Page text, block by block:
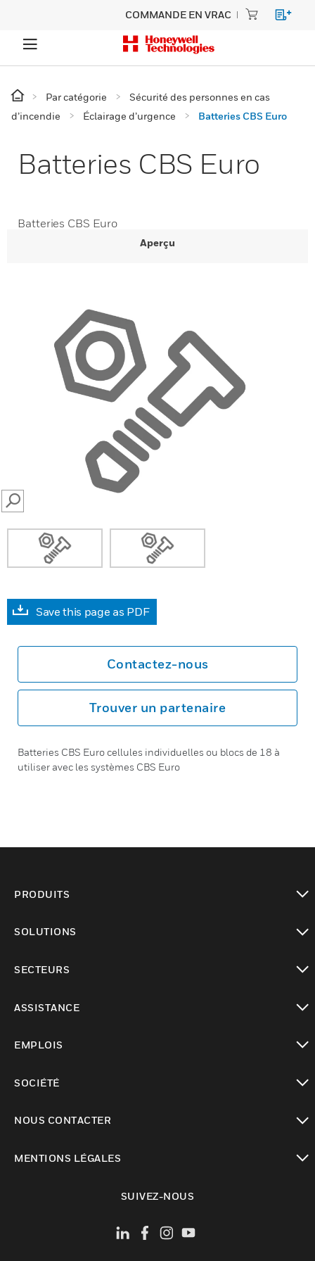
COMMANDE EN VRAC
Par catégorie
Sécurité des personnes en cas
d’incendie
Éclairage d’urgence Batteries CBS Euro
Batteries CBS Euro
Batteries CBS Euro
Aperçu
SEARCH
Save this page as PDF
Contactez-nous
Trouver un partenaire
Batteries CBS Euro cellules individuelles ou blocs de 18 à
utiliser avec les systèmes CBS Euro
PRODUITS
SOLUTIONS
SECTEURS
ASSISTANCE
EMPLOIS
SOCIÉTÉ
NOUS CONTACTER
MENTIONS LÉGALES
SUIVEZ-NOUS